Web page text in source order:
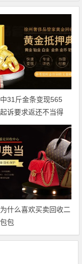
31斤金条变现565
诉要求返还不当得
什么喜欢买卖回收二
包